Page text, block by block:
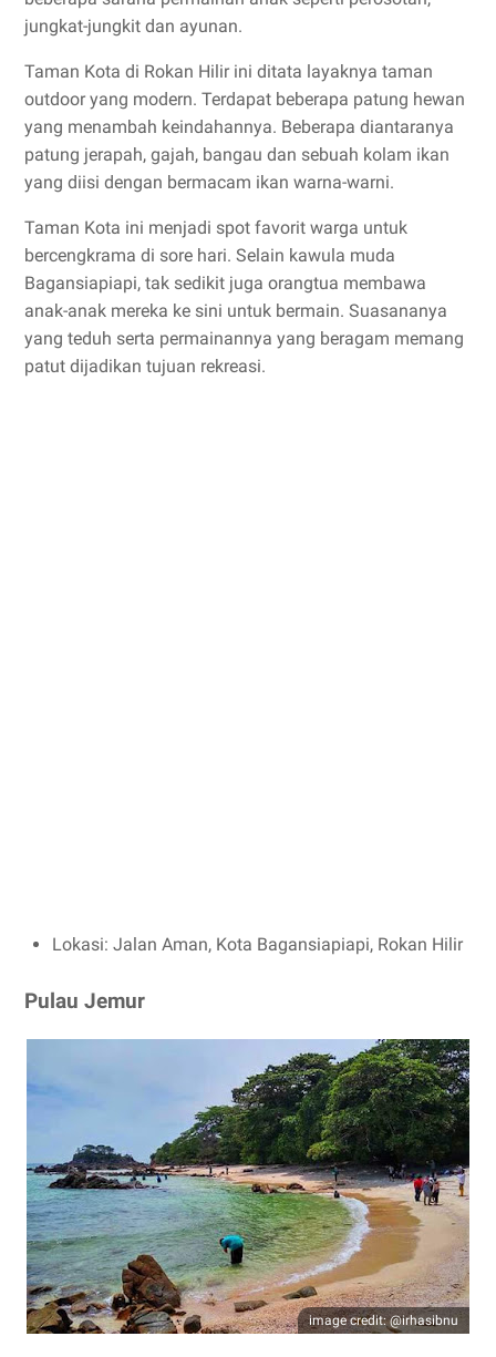
jungkat-jungkit dan ayunan.
Taman Kota di Rokan Hilir ini ditata layaknya taman
outdoor yang modern. Terdapat beberapa patung hewan
yang menambah keindahannya. Beberapa diantaranya
patung jerapah, gajah, bangau dan sebuah kolam ikan
yang diisi dengan bermacam ikan warna-warni.
Taman Kota ini menjadi spot favorit warga untuk
bercengkrama di sore hari. Selain kawula muda
Bagansiapiapi, tak sedikit juga orangtua membawa
anak-anak mereka ke sini untuk bermain. Suasananya
yang teduh serta permainannya yang beragam memang
patut dijadikan tujuan rekreasi.
Lokasi: Jalan Aman, Kota Bagansiapiapi, Rokan Hilir
Pulau Jemur
image credit: @irhasibnu